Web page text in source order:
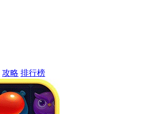
攻略 排行榜